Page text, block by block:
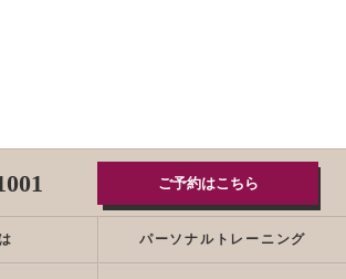
ご予約はこちら
パーソナルトレーニング